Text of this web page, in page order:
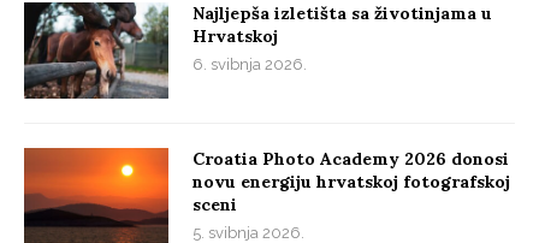
Najljepša izletišta sa životinjama u
Hrvatskoj
6. svibnja 2026.
Croatia Photo Academy 2026 donosi
novu energiju hrvatskoj fotografskoj
sceni
5. svibnja 2026.